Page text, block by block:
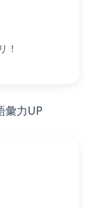
！
彙力UP